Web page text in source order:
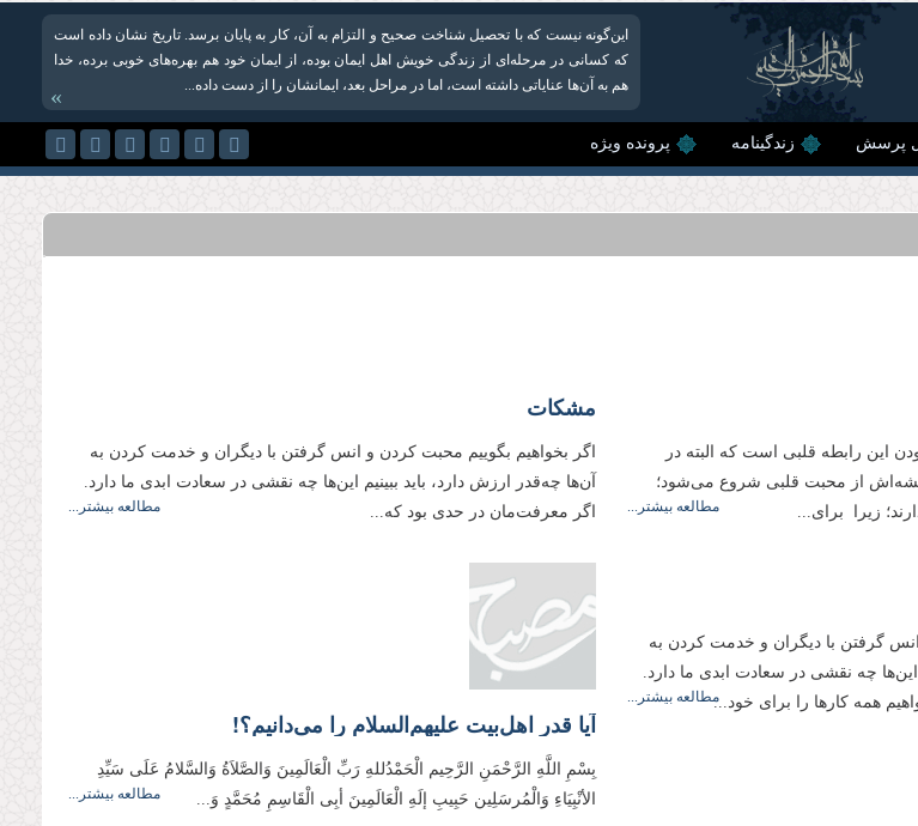
این‌گونه نیست که با تحصیل شناخت صحیح و التزام به آن، کار به پایان برسد. تاریخ نشان داده است
که کسانی در مرحله‌ای از زندگی خویش اهل ایمان بوده، از ایمان خود هم بهره‌های خوبی برده، خدا
هم به آن‌ها عنایاتی داشته است، اما در مراحل بعد، ایمانشان را از دست داده‌...
»
پرسش زندگینامه پرونده ویژه
این رابطه قلبی است که البته در
از محبت قلبی شروع می‌شود؛
زیرا برای...
مطالعه بیشتر...
مشکات
اگر بخواهیم بگوییم محبت کردن و انس گرفتن با دیگران و خدمت کردن به
آن‌ها چه‌‌قدر ارزش دارد، باید ببینیم این‌ها چه نقشی در سعادت ابدی ما دارد.
اگر معرفت‌مان در حدی بود که...
مطالعه بیشتر...
گرفتن با دیگران و خدمت کردن به
این‌ها چه نقشی در سعادت ابدی ما دارد.
همه کارها را برای خود...مطالعه بیشتر...
آیا قدر اهل‌بیت علیهم‌السلام را می‌دانیم؟!
بِسْمِ اللَّهِ الرَّحْمَنِ الرَّحِیم الْحَمْدُللهِ رَبِّ الْعَالَمِینَ وَالصَّلاَةُ وَالسَّلامُ عَلَی سَیِّدِ
الأنْبِیَاءِ وَالْمُرسَلِین حَبِیبِ إلَهِ الْعَالَمِینَ أبِی الْقَاسِمِ مُحَمَّدٍ وَ...
مطالعه بیشتر...